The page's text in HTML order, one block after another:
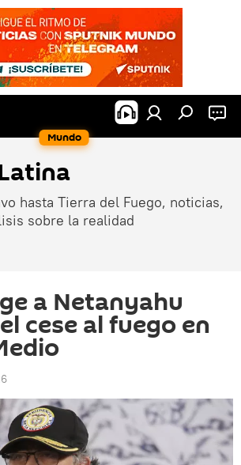
Mundo
hasta Tierra del Fuego, noticias,
sobre la realidad
a Netanyahu
cese al fuego en